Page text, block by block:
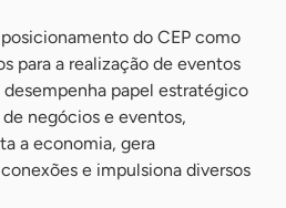
do CEP como
para a realização de eventos
papel estratégico
negócios e eventos,
a economia, gera
e impulsiona diversos